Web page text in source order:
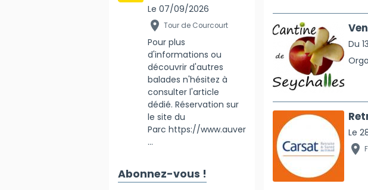
Du
Le
Le 07/09/2026
Tour de Courcourt
Pour plus
d'informations ou
découvrir d'autres
balades n'hésitez à
consulter l'article
dédié. Réservation sur
le site du
Parc https://www.auver
...
Abonnez-vous !